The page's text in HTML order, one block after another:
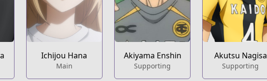
Ichijou Hana
Main
Akiyama Enshin
Supporting
Akutsu Nagisa
Supporting